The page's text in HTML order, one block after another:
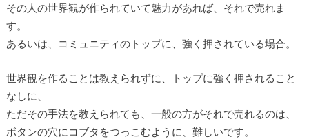
その人の世界観が作られていて魅力があれば、それで売れま
す。
あるいは、コミュニティのトップに、強く押されている場合。
世界観を作ることは教えられずに、トップに強く押されること
なしに、
ただその手法を教えられても、一般の方がそれで売れるのは、
ボタンの穴にコブタをつっこむように、難しいです。